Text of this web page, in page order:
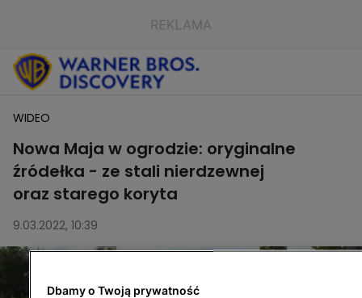
WIDEO
Nowa Maja w ogrodzie: oryginalne
źródełka - ze stali nierdzewnej
oraz starego koryta
9.03.2022, 10:39
Dbamy o Twoją prywatność